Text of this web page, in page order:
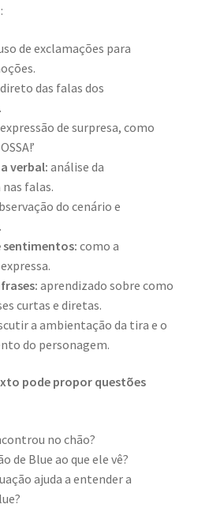
de exclamações para
das falas dos
expressão de surpresa, como
verbal:análise da
falas.
do cenário e
sentimentos: como a
aprendizado sobre como
curtas e diretas.
a ambientação da tira e o
do personagem.
pode propor questões
no chão?
de Blue ao que ele vê?
ajuda a entender a